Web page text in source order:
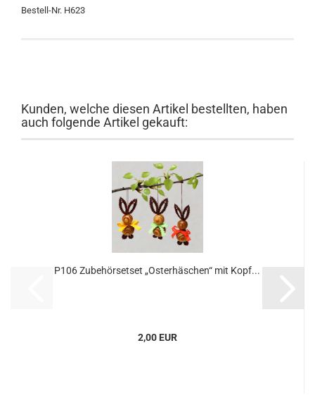
Bestell-Nr. H623
Kunden, welche diesen Artikel bestellten, haben
auch folgende Artikel gekauft:
P106 Zubehörsetset „Osterhäschen“ mit Kopf...
2,00 EUR